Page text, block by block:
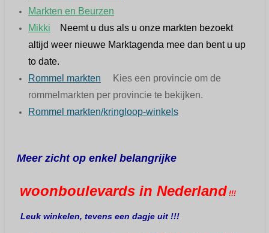
Markten en Beurzen
Mikki
Neemt u dus als u onze markten bezoekt
altijd weer nieuwe Marktagenda mee dan bent u up
to date.
Rommel markten
Kies een provincie om de
rommelmarkten per provincie te bekijken.
Rommel markten/kringloop-winkels
Meer zicht op enkel belangrijke
woonboulevards in Nederland !!!
Leuk winkelen, tevens een dagje uit !!!